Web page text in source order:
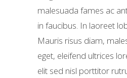
malesuada fames ac
in faucibus. In laoreet
Mauris risus diam,
eget, eleifend ultrices
elit sed nisl porttitor